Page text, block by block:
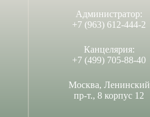
Администратор:
+7 (963) 612-444-2
Канцелярия:
+7 (499) 705-88-40
Москва, Ленинский
пр-т., 8 корпус 12